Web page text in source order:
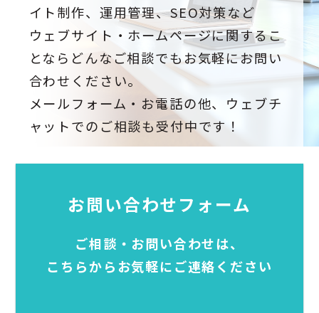
イト制作、運用管理、SEO対策など
ウェブサイト・ホームページに関するこ
とならどんなご相談でもお気軽にお問い
合わせください。
メールフォーム・お電話の他、ウェブチ
ャットでのご相談も受付中です！
お問い合わせフォーム
ご相談・お問い合わせは、
こちらからお気軽にご連絡ください